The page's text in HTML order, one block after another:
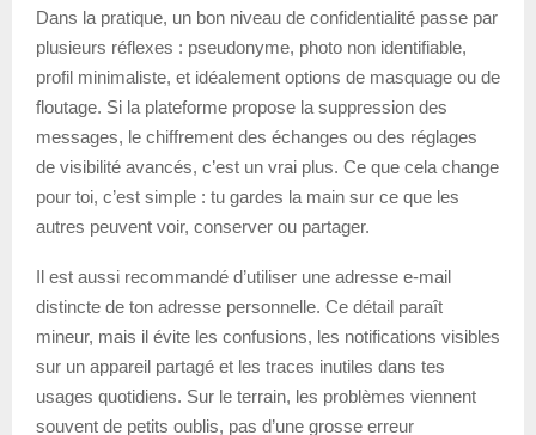
Dans la pratique, un bon niveau de confidentialité passe par
plusieurs réflexes : pseudonyme, photo non identifiable,
profil minimaliste, et idéalement options de masquage ou de
floutage. Si la plateforme propose la suppression des
messages, le chiffrement des échanges ou des réglages
de visibilité avancés, c’est un vrai plus. Ce que cela change
pour toi, c’est simple : tu gardes la main sur ce que les
autres peuvent voir, conserver ou partager.
Il est aussi recommandé d’utiliser une adresse e-mail
distincte de ton adresse personnelle. Ce détail paraît
mineur, mais il évite les confusions, les notifications visibles
sur un appareil partagé et les traces inutiles dans tes
usages quotidiens. Sur le terrain, les problèmes viennent
souvent de petits oublis, pas d’une grosse erreur